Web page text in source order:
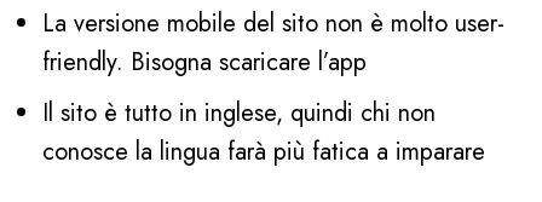
La versione mobile del sito non è molto user-
friendly. Bisogna scaricare l’app
Il sito è tutto in inglese, quindi chi non
conosce la lingua farà più fatica a imparare